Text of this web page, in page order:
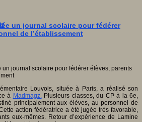
un journal scolaire pour fédérer
de l’établissement
Louvois, située à Paris, a réalisé son
à Madmagz.Plusieurs classes, du CP à la 6e,
principalement aux élèves, au personnel de
action fédératrice a été jugée très favorable,
eux-mêmes. Retour d’expérience de Lamine